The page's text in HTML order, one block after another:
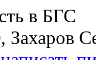
в БГС